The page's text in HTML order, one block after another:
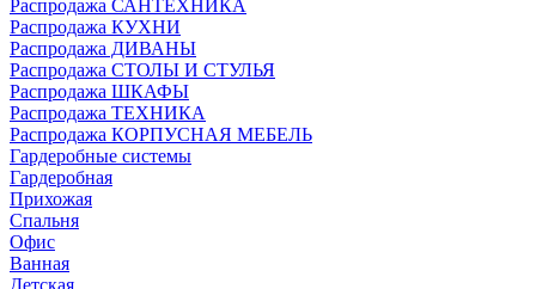
Распродажа САНТЕХНИКА
Распродажа КУХНИ
Распродажа ДИВАНЫ
Распродажа СТОЛЫ И СТУЛЬЯ
Распродажа ШКАФЫ
Распродажа ТЕХНИКА
Распродажа КОРПУСНАЯ МЕБЕЛЬ
Гардеробные системы
Гардеробная
Прихожая
Спальня
Офис
Ванная
Детская